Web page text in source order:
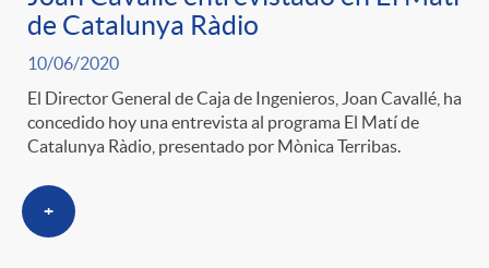
de Catalunya Ràdio
10/06/2020
El Director General de Caja de Ingenieros, Joan Cavallé, ha
concedido hoy una entrevista al programa El Matí de
Catalunya Ràdio, presentado por Mònica Terribas.
+